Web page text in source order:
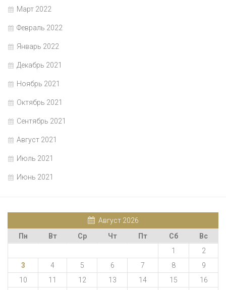
Март 2022
Февраль 2022
Январь 2022
Декабрь 2021
Ноябрь 2021
Октябрь 2021
Сентябрь 2021
Август 2021
Июль 2021
Июнь 2021
Август 2026
Пн
Вт Ср Чт Пт Сб
Вс
1
2
3
4 5 6 7 8
9
10
11 12 13 14 15
16